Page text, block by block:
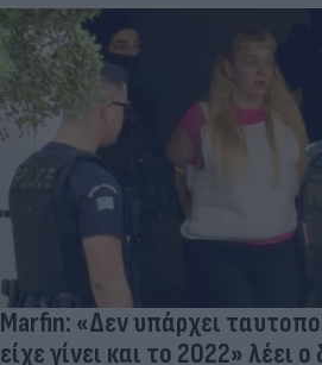
Marfin: «Δεν υπάρχει
είχε γίνει και το 2022» λέει